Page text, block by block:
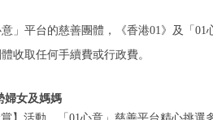
」平台的慈善團體，《香港01》及「01
收取任何手續費或行政費。
婦女及媽媽